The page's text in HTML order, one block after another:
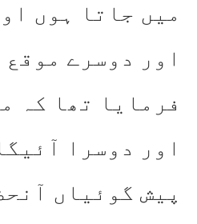
میں جاتا ہوں
اور دوسرے موقع
فرمایا تھا کہ
اور دوسرا
پیش گوئیاں